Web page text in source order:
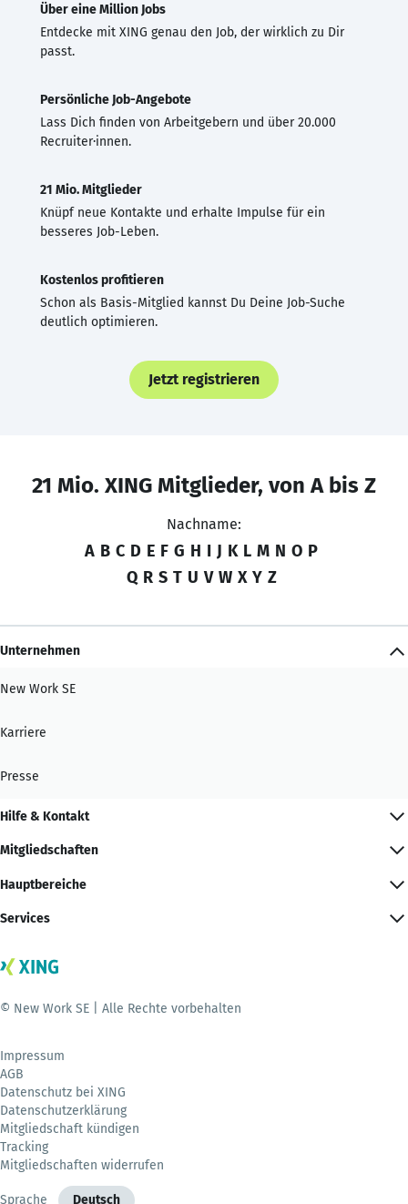
Über eine Million Jobs
Entdecke mit XING genau den Job, der wirklich zu Dir
passt.
Persönliche Job-Angebote
Lass Dich finden von Arbeitgebern und über 20.000
Recruiter·innen.
21 Mio. Mitglieder
Knüpf neue Kontakte und erhalte Impulse für ein
besseres Job-Leben.
Kostenlos profitieren
Schon als Basis-Mitglied kannst Du Deine Job-Suche
deutlich optimieren.
Jetzt registrieren
21 Mio. XING Mitglieder, von A bis Z
Nachname:
A B C D E F G H I J K L M N O P
Q R S T U V W X Y Z
Unternehmen
New Work SE
Karriere
Presse
Hilfe & Kontakt
Mitgliedschaften
Hauptbereiche
Services
© New Work SE | Alle Rechte vorbehalten
Impressum
AGB
Datenschutz bei XING
Datenschutzerklärung
Mitgliedschaft kündigen
Tracking
Mitgliedschaften widerrufen
Sprache Deutsch